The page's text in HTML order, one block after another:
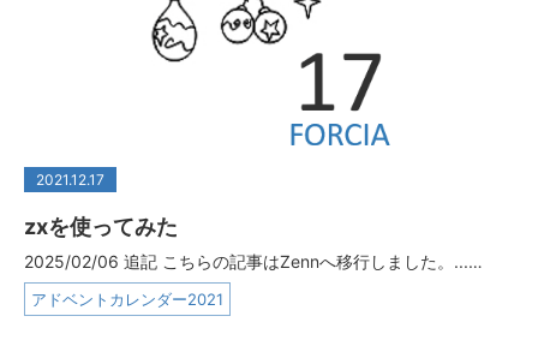
2021.12.17
zxを使ってみた
2025/02/06 追記 こちらの記事はZennへ移行しました。...…
アドベントカレンダー2021